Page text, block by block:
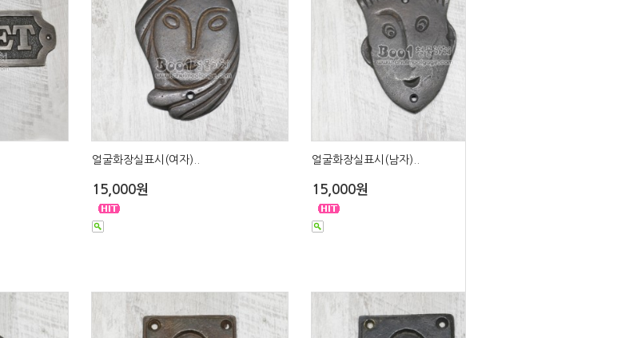
얼굴화장실표시(여자)..
15,000원
얼굴화장실표시(남자)..
15,000원